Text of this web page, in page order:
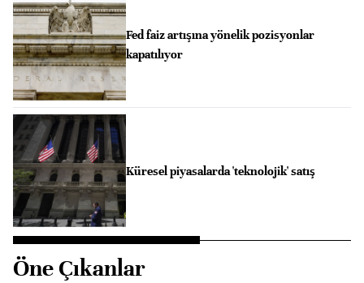
Fed faiz artışına yönelik pozisyonlar
kapatılıyor
Küresel piyasalarda 'teknolojik' satış
Öne Çıkanlar